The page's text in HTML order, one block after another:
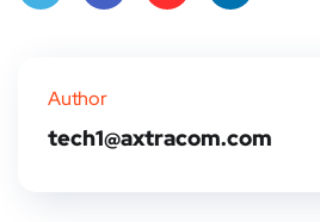
Author
tech1@axtracom.com